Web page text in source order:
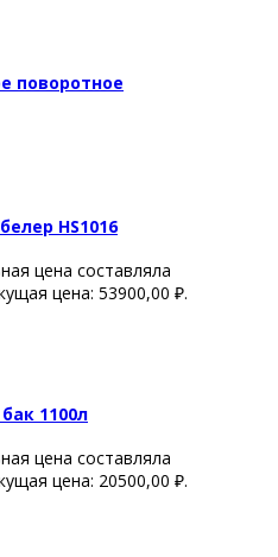
поворотное
HS1016
цена составляла
цена: 53900,00 ₽.
1100л
цена составляла
цена: 20500,00 ₽.